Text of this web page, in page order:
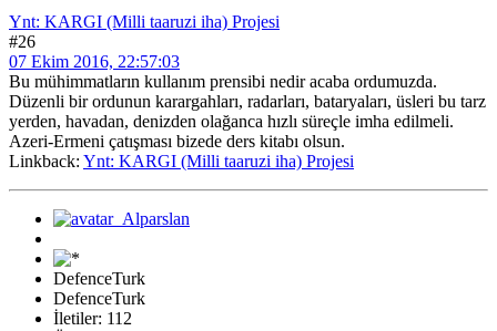
Ynt: KARGI (Milli taaruzi iha) Projesi
#26
07 Ekim 2016, 22:57:03
Bu mühimmatların kullanım prensibi nedir acaba ordumuzda.
Düzenli bir ordunun karargahları, radarları, bataryaları, üsleri bu tarz
yerden, havadan, denizden olağanca hızlı süreçle imha edilmeli.
Azeri-Ermeni çatışması bizede ders kitabı olsun.
Linkback: Ynt: KARGI (Milli taaruzi iha) Projesi
DefenceTurk
DefenceTurk
İletiler: 112